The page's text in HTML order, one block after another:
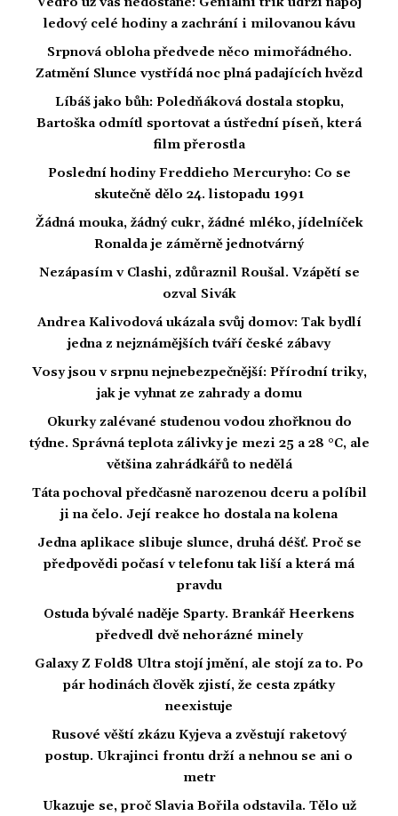
ledový celé hodiny a zachrání i milovanou kávu
Srpnová obloha předvede něco mimořádného.
Zatmění Slunce vystřídá noc plná padajících hvězd
Líbáš jako bůh: Poledňáková dostala stopku,
Bartoška odmítl sportovat a ústřední píseň, která
film přerostla
Poslední hodiny Freddieho Mercuryho: Co se
skutečně dělo 24. listopadu 1991
Žádná mouka, žádný cukr, žádné mléko, jídelníček
Ronalda je záměrně jednotvárný
Nezápasím v Clashi, zdůraznil Roušal. Vzápětí se
ozval Sivák
Andrea Kalivodová ukázala svůj domov: Tak bydlí
jedna z nejznámějších tváří české zábavy
Vosy jsou v srpnu nejnebezpečnější: Přírodní triky,
jak je vyhnat ze zahrady a domu
Okurky zalévané studenou vodou zhořknou do
týdne. Správná teplota zálivky je mezi 25 a 28 °C, ale
většina zahrádkářů to nedělá
Táta pochoval předčasně narozenou dceru a políbil
ji na čelo. Její reakce ho dostala na kolena
Jedna aplikace slibuje slunce, druhá déšť. Proč se
předpovědi počasí v telefonu tak liší a která má
pravdu
Ostuda bývalé naděje Sparty. Brankář Heerkens
předvedl dvě nehorázné minely
Galaxy Z Fold8 Ultra stojí jmění, ale stojí za to. Po
pár hodinách člověk zjistí, že cesta zpátky
neexistuje
Rusové věští zkázu Kyjeva a zvěstují raketový
postup. Ukrajinci frontu drží a nehnou se ani o
metr
Ukazuje se, proč Slavia Bořila odstavila. Tělo už